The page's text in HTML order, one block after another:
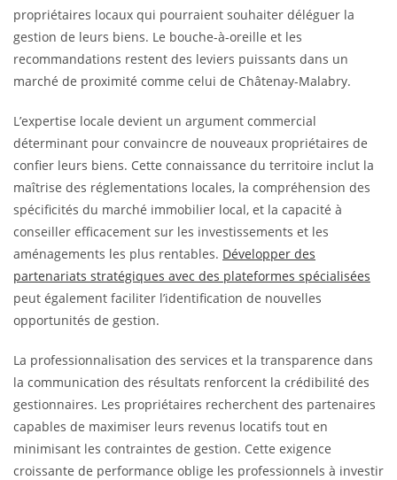
propriétaires locaux qui pourraient souhaiter déléguer la
gestion de leurs biens. Le bouche-à-oreille et les
recommandations restent des leviers puissants dans un
marché de proximité comme celui de Châtenay-Malabry.
L’expertise locale devient un argument commercial
déterminant pour convaincre de nouveaux propriétaires de
confier leurs biens. Cette connaissance du territoire inclut la
maîtrise des réglementations locales, la compréhension des
spécificités du marché immobilier local, et la capacité à
conseiller efficacement sur les investissements et les
aménagements les plus rentables. Développer des
partenariats stratégiques avec des plateformes spécialisées
peut également faciliter l’identification de nouvelles
opportunités de gestion.
La professionnalisation des services et la transparence dans
la communication des résultats renforcent la crédibilité des
gestionnaires. Les propriétaires recherchent des partenaires
capables de maximiser leurs revenus locatifs tout en
minimisant les contraintes de gestion. Cette exigence
croissante de performance oblige les professionnels à investir